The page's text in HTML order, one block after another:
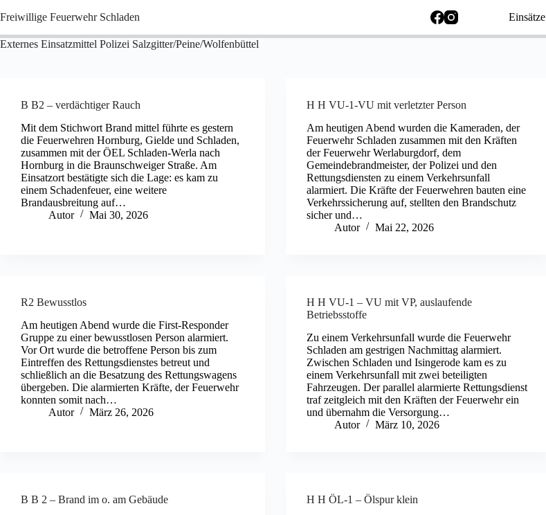
Inhalt
Freiwillige Feuerwehr Schladen Einsätze
Externes Einsatzmittel Polizei Salzgitter/Peine/Wolfenbüttel
B B2 – verdächtiger Rauch
Mit dem Stichwort Brand mittel führte es gestern
die Feuerwehren Hornburg, Gielde und Schladen,
zusammen mit der ÖEL Schladen-Werla nach
Hornburg in die Braunschweiger Straße. Am
Einsatzort bestätigte sich die Lage: es kam zu
einem Schadenfeuer, eine weitere
Brandausbreitung auf…
Autor
Mai 30, 2026
H H VU-1-VU mit verletzter Person
Am heutigen Abend wurden die Kameraden, der
Feuerwehr Schladen zusammen mit den Kräften
der Feuerwehr Werlaburgdorf, dem
Gemeindebrandmeister, der Polizei und den
Rettungsdiensten zu einem Verkehrsunfall
alarmiert. Die Kräfte der Feuerwehren bauten eine
Verkehrssicherung auf, stellten den Brandschutz
sicher und…
Autor
Mai 22, 2026
R2 Bewusstlos
Am heutigen Abend wurde die First-Responder
Gruppe zu einer bewusstlosen Person alarmiert.
Vor Ort wurde die betroffene Person bis zum
Eintreffen des Rettungsdienstes betreut und
schließlich an die Besatzung des Rettungswagens
übergeben. Die alarmierten Kräfte, der Feuerwehr
konnten somit nach…
Autor
März 26, 2026
H H VU-1 – VU mit VP, auslaufende
Betriebsstoffe
Zu einem Verkehrsunfall wurde die Feuerwehr
Schladen am gestrigen Nachmittag alarmiert.
Zwischen Schladen und Isingerode kam es zu
einem Verkehrsunfall mit zwei beteiligten
Fahrzeugen. Der parallel alarmierte Rettungsdienst
traf zeitgleich mit den Kräften der Feuerwehr ein
und übernahm die Versorgung…
Autor
März 10, 2026
B B 2 – Brand im o. am Gebäude
H H ÖL-1 – Ölspur klein